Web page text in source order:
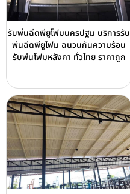
รับพ่นฉีดพียูโฟมนครปฐม บริการรับ
พ่นฉีดพียูโฟม ฉนวนกันความร้อน
รับพ่นโฟมหลังคา ทั่วไทย ราคาถูก